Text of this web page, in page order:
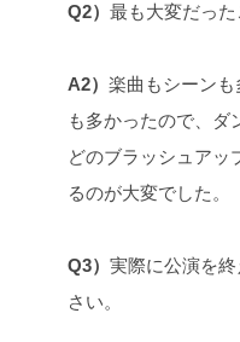
Q2） 最も大変だっ
A2） 楽曲もシーン
も多かったので、ダ
どのブラッシュアッ
るのが大変でした。
Q3） 実際に公演を
さい。